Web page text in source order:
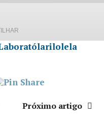
Próximo artigo